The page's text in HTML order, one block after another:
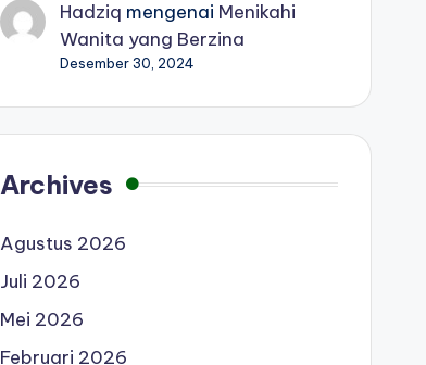
Hadziq mengenai Menikahi
Wanita yang Berzina
Desember 30, 2024
Archives
Agustus 2026
Juli 2026
Mei 2026
Februari 2026